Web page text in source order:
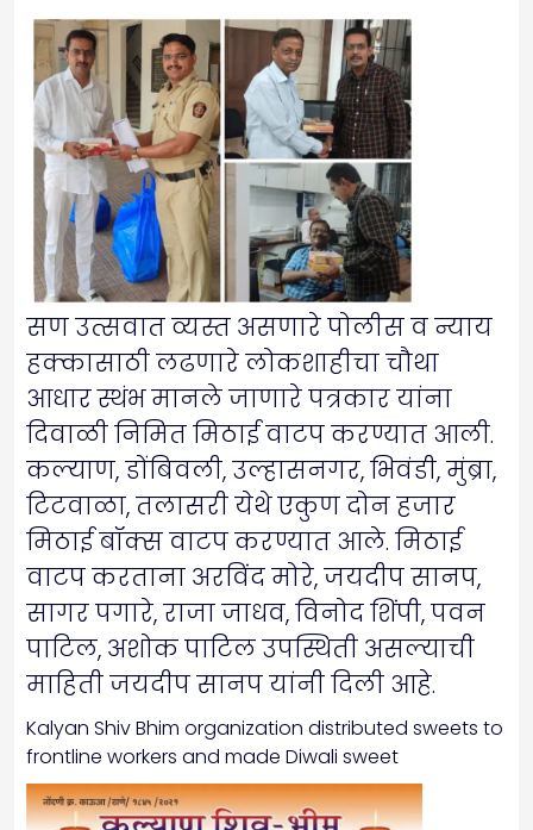
सण उत्सवात व्यस्त असणारे पोलीस व न्याय
हक्कासाठी लढणारे लोकशाहीचा चौथा
आधार स्थंभ मानले जाणारे पत्रकार यांना
दिवाळी निमित मिठाई वाटप करण्यात आली.
कल्याण, डोंबिवली, उल्हासनगर, भिवंडी, मुंब्रा,
टिटवाळा, तलासरी येथे एकुण दोन हजार
मिठाई बॉक्स वाटप करण्यात आले. मिठाई
वाटप करताना अरविंद मोरे, जयदीप सानप,
सागर पगारे, राजा जाधव, विनोद शिंपी, पवन
पाटिल, अशोक पाटिल उपस्थिती असल्याची
माहिती जयदीप सानप यांनी दिली आहे.
Kalyan Shiv Bhim organization distributed sweets to
frontline workers and made Diwali sweet